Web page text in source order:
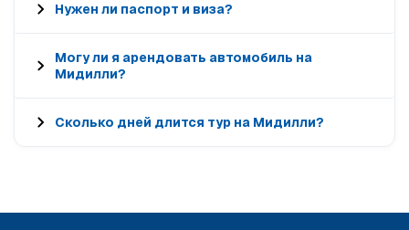
Нужен ли паспорт и виза?
Могу ли я арендовать автомобиль на
Мидилли?
Сколько дней длится тур на Мидилли?